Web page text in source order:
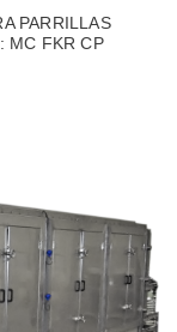
PARRILLAS
MC FKR CP